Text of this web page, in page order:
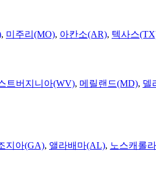
, 미주리(MO), 아칸소(AR), 텍사스
트버지니아(WV), 메릴랜드(MD), 델
지아(GA), 앨라배마(AL), 노스캐롤